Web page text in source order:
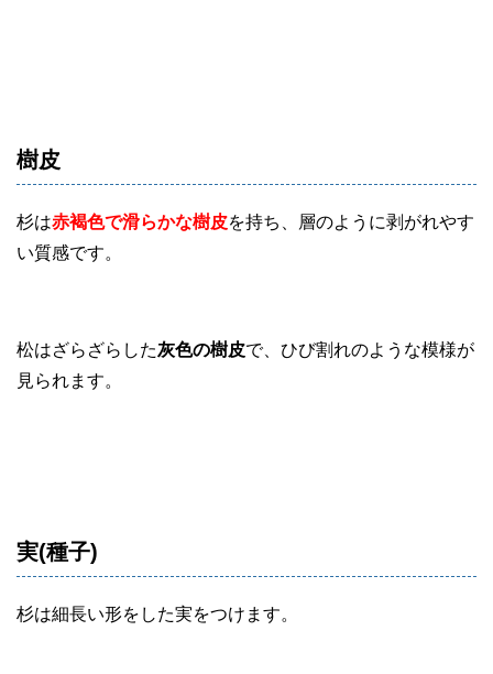
樹皮
杉は赤褐色で滑らかな樹皮を持ち、層のように剥がれやす
い質感です。
松はざらざらした灰色の樹皮で、ひび割れのような模様が
見られます。
実(種子)
杉は細長い形をした実をつけます。